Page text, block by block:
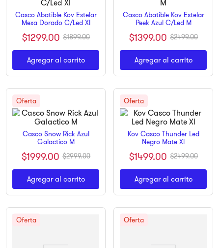
Casco Abatible Kov Estelar
Mexa Dorado C/Led Xl
$1299.00 $1899.00
Agregar al carrito
Casco Abatible Kov Estelar
Peek Azul C/Led M
$1399.00 $2499.00
Agregar al carrito
Casco Snow Rick Azul
Galactico M
$1999.00 $2999.00
Agregar al carrito
Kov Casco Thunder Led
Negro Mate Xl
$1499.00 $2499.00
Agregar al carrito
9.
pulsar